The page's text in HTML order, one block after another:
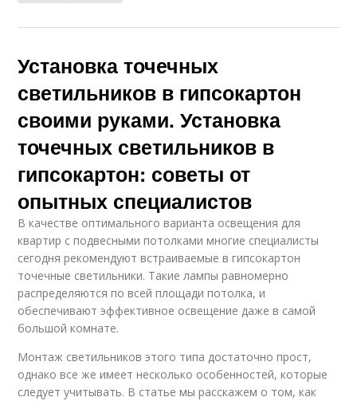
Установка точечных
светильников в гипсокартон
своими руками. Установка
точечных светильников в
гипсокартон: советы от
опытных специалистов
В качестве оптимального варианта освещения для
квартир с подвесными потолками многие специалисты
сегодня рекомендуют встраиваемые в гипсокартон
точечные светильники. Такие лампы равномерно
распределяются по всей площади потолка, и
обеспечивают эффективное освещение даже в самой
большой комнате.
Монтаж светильников этого типа достаточно прост,
однако все же имеет несколько особенностей, которые
следует учитывать. В статье мы расскажем о том, как